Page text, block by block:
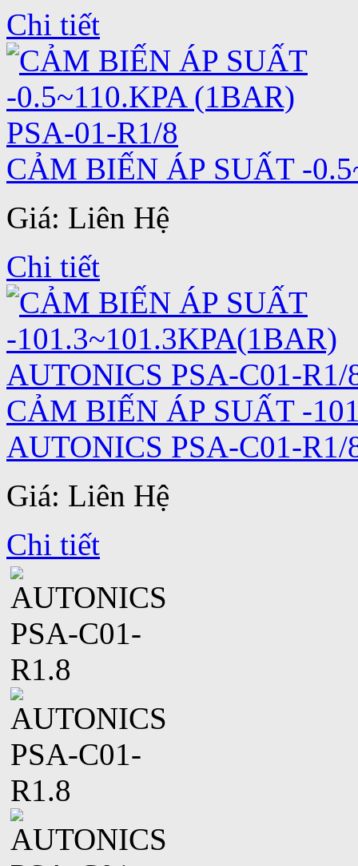
Chi tiết
CẢM BIẾN ÁP SUẤT -
Giá: Liên Hệ
Chi tiết
CẢM BIẾN ÁP SUẤT -
AUTONICS PSA-C01-R1/
Giá: Liên Hệ
Chi tiết